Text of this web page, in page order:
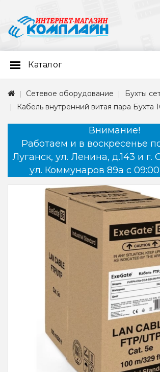
Каталог
Сетевое оборудование
Бухты
Кабель внутренний витая пара Бухта
Внимание!
Работаем и в воскресенье
Луганск, ул. Ленина, д.143 и г.
ул. Коммунаров 89а с 09:00